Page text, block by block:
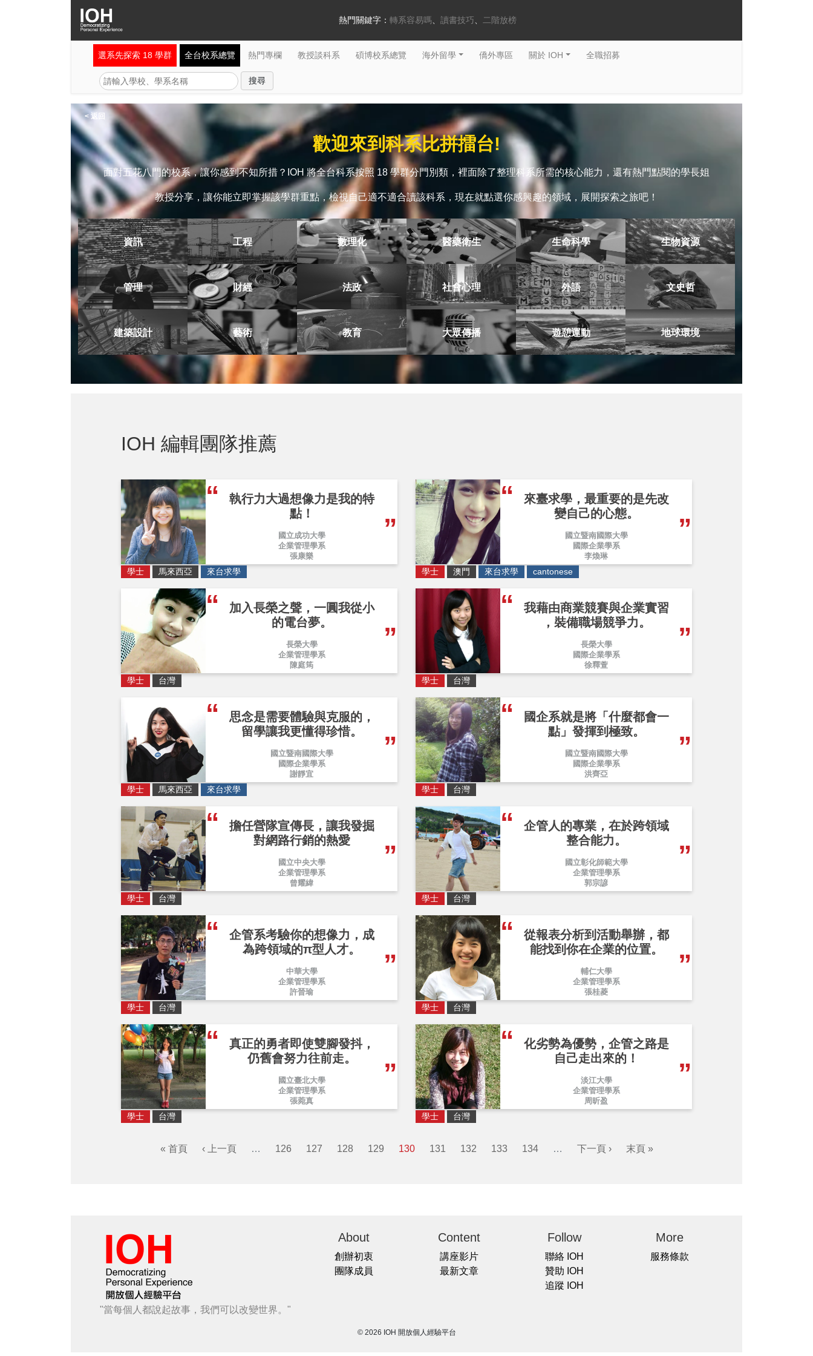
熱門關鍵字： 轉系容易嗎 讀書技巧 二階放榜
選系先探索 18 學群 全台校系總覽 熱門專欄 教授談科系 碩博校系總覽 海外留學 僑外專區 關於 IOH 全職招募
< 返回
歡迎來到科系比拼擂台!
面對五花八門的校系，讓你感到不知所措？IOH 將全台科系按照 18 學群分門別類，裡面除了整理科系所需的核心能力，還有熱門點閱的學長姐
教授分享，讓你能立即掌握該學群重點，檢視自己適不適合讀該科系，現在就點選你感興趣的領域，展開探索之旅吧！
資訊 工程 數理化 醫藥衛生 生命科學 生物資源
管理 財經 法政 社會心理 外語 文史哲
建築設計 藝術 教育 大眾傳播 遊憩運動 地球環境
IOH 編輯團隊推薦
執行力大過想像力是我的特
點！
國立成功大學
企業管理學系
張康樂
學士 馬來西亞 來台求學
來臺求學，最重要的是先改
變自己的心態。
國立暨南國際大學
國際企業學系
李煥琳
學士 澳門 來台求學 cantonese
加入長榮之聲，一圓我從小
的電台夢。
長榮大學
企業管理學系
陳庭筠
學士 台灣
我藉由商業競賽與企業實習
，裝備職場競爭力。
長榮大學
國際企業學系
徐釋萱
學士 台灣
思念是需要體驗與克服的，
留學讓我更懂得珍惜。
國立暨南國際大學
國際企業學系
謝靜宜
學士 馬來西亞 來台求學
國企系就是將「什麼都會一
點」發揮到極致。
國立暨南國際大學
國際企業學系
洪齊亞
學士 台灣
擔任營隊宣傳長，讓我發掘
對網路行銷的熱愛
國立中央大學
企業管理學系
曾耀緯
學士 台灣
企管人的專業，在於跨領域
整合能力。
國立彰化師範大學
企業管理學系
郭宗諺
學士 台灣
企管系考驗你的想像力，成
為跨領域的π型人才。
中華大學
企業管理學系
許晉瑜
學士 台灣
從報表分析到活動舉辦，都
能找到你在企業的位置。
輔仁大學
企業管理學系
張桂菱
學士 台灣
真正的勇者即使雙腳發抖，
仍舊會努力往前走。
國立臺北大學
企業管理學系
張菀真
學士 台灣
化劣勢為優勢，企管之路是
自己走出來的！
淡江大學
企業管理學系
周昕盈
學士 台灣
« 首頁 ‹ 上一頁 … 126 127 128 129 130 131 132 133 134 … 下一頁 › 末頁 »
"當每個人都說起故事，我們可以改變世界。"
About
創辦初衷
團隊成員
Content
講座影片
最新文章
Follow
聯絡 IOH
贊助 IOH
追蹤 IOH
More
服務條款
© 2026 IOH 開放個人經驗平台